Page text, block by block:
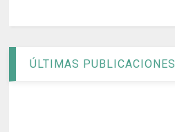
ÚLTIMAS PUBLICACIONES